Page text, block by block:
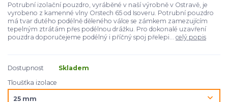
Potrubní izolační pouzdro, vyráběné v naší výrobně v Ostravě, je
vyrobeno z kamenné vlny Orstech 65 od Isoveru. Potrubní pouzdro
má tvar dutého podélně děleného válce se zámkem zamezujícím
tepelným ztrátám přes podélnou drážku. Pro dokonalé uzavření
pouzdra doporučejeme podélný i příčný spoj přelepi... celý popis
Dostupnost
Skladem
Tloušťka izolace